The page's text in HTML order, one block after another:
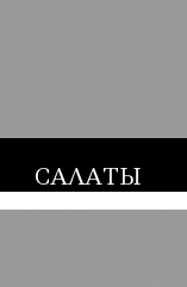
САЛАТЫ